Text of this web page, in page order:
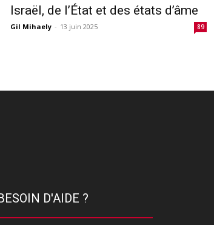
Israël, de l’État et des états d’âme
Gil Mihaely - 13 juin 2025 89
D'AIDE ?